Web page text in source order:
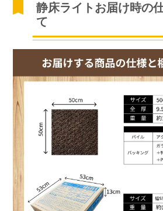
静床ライトお届け時の
て